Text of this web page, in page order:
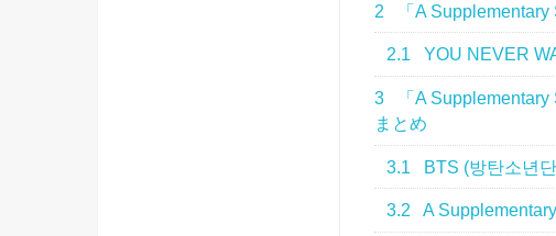
2 「A
2.1 YOU NEVER
3
「A
まとめ
3.1 BTS (방탄소년
3.2 A